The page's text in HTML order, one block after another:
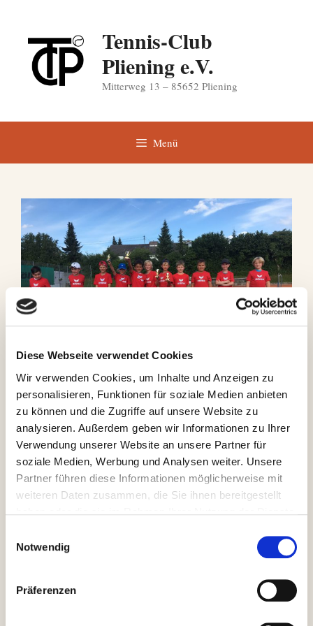
Diese Webseite verwendet Cookies
Wir verwenden Cookies, um Inhalte und Anzeigen zu
personalisieren, Funktionen für soziale Medien anbieten
zu können und die Zugriffe auf unsere Website zu
analysieren. Außerdem geben wir Informationen zu Ihrer
Verwendung unserer Website an unsere Partner für
soziale Medien, Werbung und Analysen weiter. Unsere
Partner führen diese Informationen möglicherweise mit
weiteren Daten zusammen, die Sie ihnen bereitgestellt
Notwendig
Präferenzen
springen
Tennis-Club
Pliening e.V.
Mitterweg 13 – 85652 Pliening
Menü
Erfolgreiches Jugend-LK-
Turnier
29. Juni 2019 vonAndrea
Am letzten Pfingstferientag fand unser 2. diesjähriges
Jugend-LK-Turnier statt. Das Wetter meinte es gut mit
In den Altersklassen U12 – U16 (Mädchen und
Teilnehmerfeld war mit 44 Spielern voll. Es gab viele